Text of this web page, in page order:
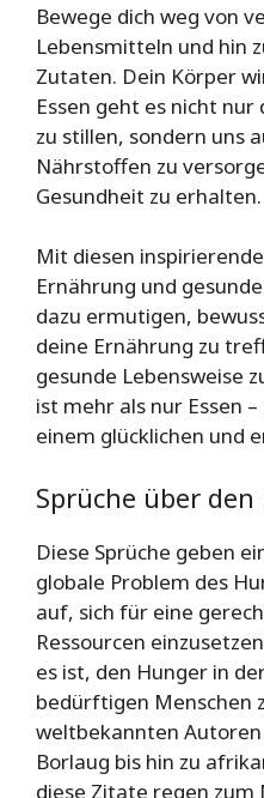
Bewege dich weg von
Lebensmitteln und hin
Zutaten. Dein Körper
Essen geht es nicht
zu stillen, sondern uns
Nährstoffen zu
Gesundheit zu erhalten.
Mit diesen
Ernährung und
dazu ermutigen,
deine Ernährung zu
gesunde Lebensweise
ist mehr als nur Essen
einem glücklichen und
Sprüche über
Diese Sprüche geben
globale Problem des
auf, sich für eine
Ressourcen
es ist, den Hunger in
bedürftigen Menschen
weltbekannten
Borlaug bis hin zu
diese Zitate regen zum